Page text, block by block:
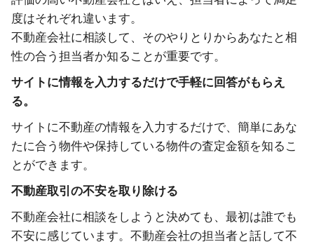
度はそれぞれ違います。
不動産会社に相談して、そのやりとりからあなたと相
性の合う担当者か知ることが重要です。
サイトに情報を入力するだけで手軽に回答がもらえ
る。
サイトに不動産の情報を入力するだけで、簡単にあな
たに合う物件や保持している物件の査定金額を知るこ
とができます。
不動産取引の不安を取り除ける
不動産会社に相談をしようと決めても、最初は誰でも
不安に感じています。不動産会社の担当者と話して不